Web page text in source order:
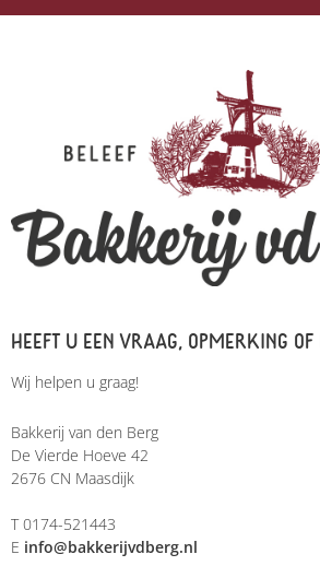
HEEFT U EEN VRAAG, OPMERKING
Wij helpen u graag!
Bakkerij van den Berg
De Vierde Hoeve 42
2676 CN Maasdijk
T 0174-521443
E info@bakkerijvdberg.nl